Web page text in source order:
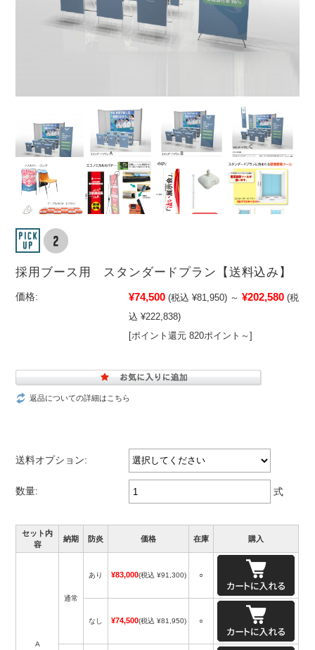
採用ブース用 スタンダードプラン【送料込み】
価格: ¥74,500 (税込 ¥81,950) ～ ¥202,580 (税
込 ¥222,838)
[ポイント還元 820ポイント～]
返品についての詳細はこちら
送料オプション:
数量: 式
セット内
容
納期 防炎 価格 在庫 購入
A
通常
あり ¥83,000(税込 ¥91,300) ○
なし ¥74,500(税込 ¥81,950) ○